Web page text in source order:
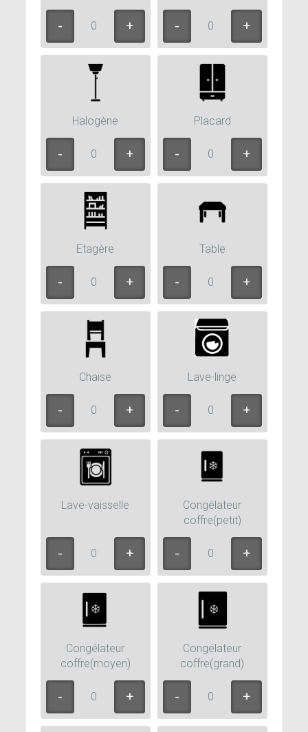
0 0
Halogène
0
Placard
0
Etagère
0
Table
0
Chaise
0
Lave-linge
0
Lave-vaisselle
0
Congélateur
coffre(petit)
0
Congélateur
coffre(moyen)
0
Congélateur
coffre(grand)
0